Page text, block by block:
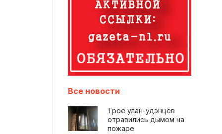
Все новости
Трое улан-удэнцев
отравились дымом на
пожаре